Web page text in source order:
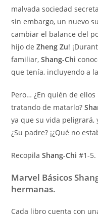
malvada sociedad
sin embargo, un nuevo
cambiar el balance del
hijo deZheng Zu!
familiar,Shang-Chi
que tenía, incluyendo a
Pero… ¿En quién de
tratando de matarlo?
ya que su vida
¿Su padre? ¡¿Qué no
RecopilaShang-Chi #1-5.
Marvel Básicos
hermanas.
Cada libro cuenta con